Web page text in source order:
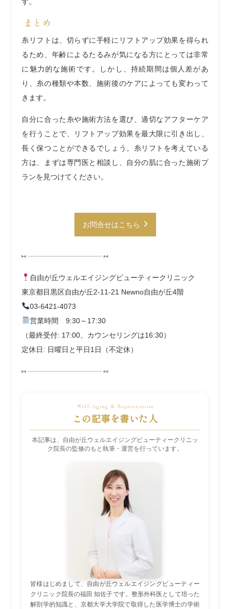
まとめ
糸リフトは、切らずに手軽にリフトアップ効果を得られ
るため、年齢によるたるみが気になる方にとっては非常
に魅力的な施術です。しかし、持続期間は個人差があ
り、糸の種類や本数、施術後のケアによっても変わって
きます。
自分に合った糸や施術方法を選び、適切なアフターケア
を行うことで、リフトアップ効果を最大限に引き出し、
長く保つことができるでしょう。糸リフトを考えている
方は、まずは専門医と相談し、自分の肌に合った施術プ
ランを見つけてください。
お問合せはこちら
⑅ ┈┈┈┈┈┈┈┈┈┈┈┈┈┈┈┈┈┈ ⑅
自由が丘ウェルエイジングビューティークリニック
東京都目黒区自由が丘2-11-21 Newno自由が丘4階
03-6421-4073
営業時間 9:30～17:30
（最終受付: 17:00、カウンセリングは16:30）
定休日: 日曜日と平日1日（不定休）
⑅ ┈┈┈┈┈┈┈┈┈┈┈┈┈┈┈┈┈┈ ⑅
この記事を書いた人
本記事は、自由が丘ウェルエイジングビューティークリニッ
ク院長の監修のもと執筆・運営を行っています。
皆様はじめまして、自由が丘ウェルエイジングビューティー
クリニック院長の福田 知佐子です。整形外科医として培った
解剖学的知識と、京都大学大学院で取得した医学博士の学術